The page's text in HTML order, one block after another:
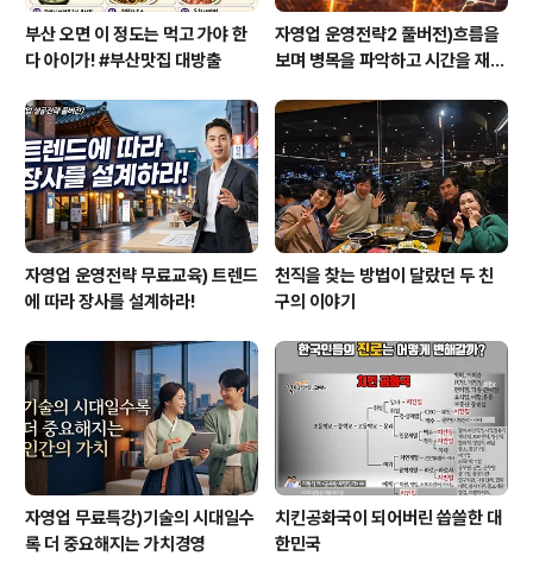
부산 오면 이 정도는 먹고 가야 한
다 아이가! #부산맛집 대방출
자영업 운영전략2 풀버전)흐름을
보며 병목을 파악하고 시간을 재설
자영업 운영전략 무료교육) 트렌드
에 따라 장사를 설계하라!
천직을 찾는 방법이 달랐던 두 친
구의 이야기
자영업 무료특강)기술의 시대일수
록 더 중요해지는 가치경영
치킨공화국이 되어버린 씁쓸한 대
한민국